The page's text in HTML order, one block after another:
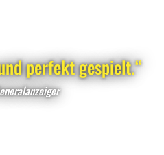
perfekt gespielt.“